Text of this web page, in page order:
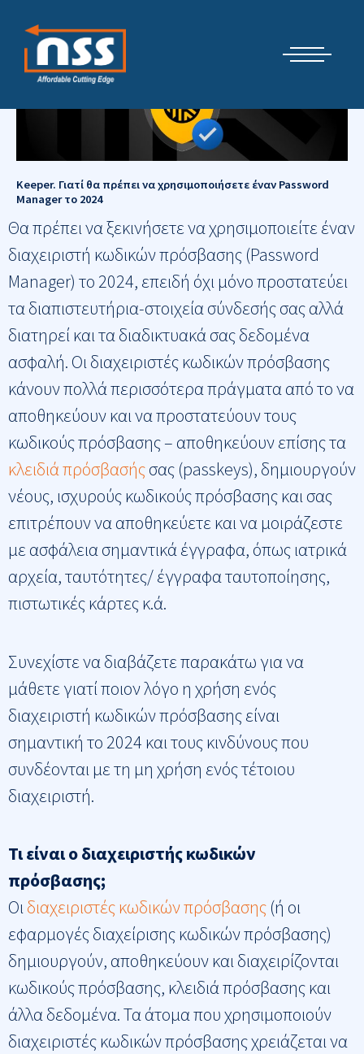
περιεχόμενο
Keeper. Γιατί θα πρέπει να χρησιμοποιήσετε έναν Password
Manager το 2024
Θα πρέπει να ξεκινήσετε να χρησιμοποιείτε έναν
διαχειριστή κωδικών πρόσβασης (Password
Manager) το 2024, επειδή όχι μόνο προστατεύει
τα διαπιστευτήρια-στοιχεία σύνδεσής σας αλλά
διατηρεί και τα διαδικτυακά σας δεδομένα
ασφαλή. Οι διαχειριστές κωδικών πρόσβασης
κάνουν πολλά περισσότερα πράγματα από το να
αποθηκεύουν και να προστατεύουν τους
κωδικούς πρόσβασης – αποθηκεύουν επίσης τα
κλειδιά πρόσβασήςσας (passkeys), δημιουργούν
νέους, ισχυρούς κωδικούς πρόσβασης και σας
επιτρέπουν να αποθηκεύετε και να μοιράζεστε
με ασφάλεια σημαντικά έγγραφα, όπως ιατρικά
αρχεία, ταυτότητες/ έγγραφα ταυτοποίησης,
πιστωτικές κάρτες κ.ά.
Συνεχίστε να διαβάζετε παρακάτω για να
μάθετε γιατί ποιον λόγο η χρήση ενός
διαχειριστή κωδικών πρόσβασης είναι
σημαντική το 2024 και τους κινδύνους που
συνδέονται με τη μη χρήση ενός τέτοιου
διαχειριστή.
Τι είναι ο διαχειριστής κωδικών
πρόσβασης;
Οιδιαχειριστές κωδικών πρόσβασης (ή οι
εφαρμογές διαχείρισης κωδικών πρόσβασης)
δημιουργούν, αποθηκεύουν και διαχειρίζονται
κωδικούς πρόσβασης, κλειδιά πρόσβασης και
άλλα δεδομένα. Τα άτομα που χρησιμοποιούν
διαχειριστές κωδικών πρόσβασης χρειάζεται να